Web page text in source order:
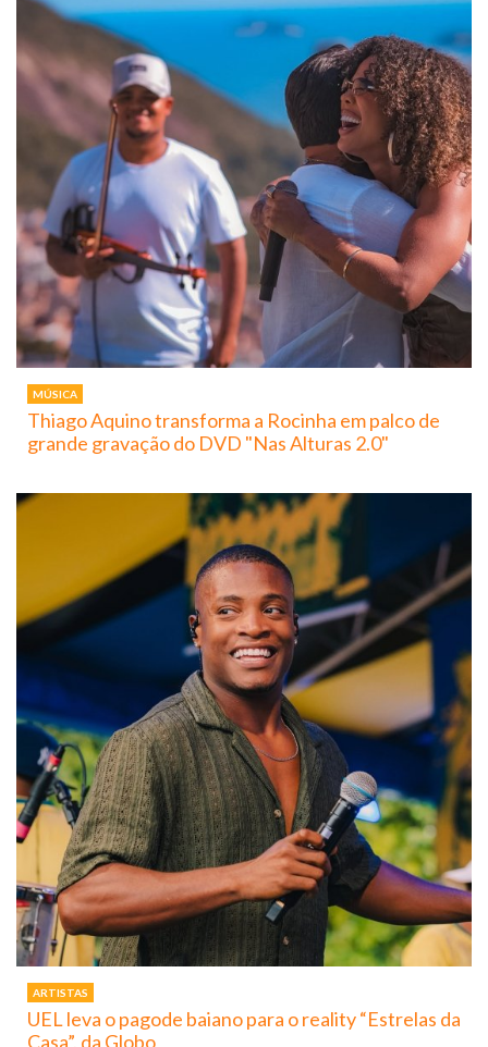
MÚSICA
Thiago Aquino transforma a Rocinha em palco de
grande gravação do DVD "Nas Alturas 2.0"
ARTISTAS
UEL leva o pagode baiano para o reality “Estrelas da
Casa”, da Globo